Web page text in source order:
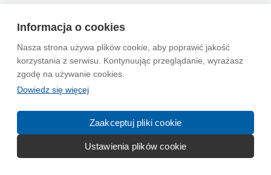
Informacja o cookies
Nasza strona używa plików cookie, aby poprawić jakość
korzystania z serwisu. Kontynuując przeglądanie, wyrażasz
zgodę na używanie cookies.
Dowiedz się więcej
Zaakceptuj pliki cookie
Ustawienia plików cookie